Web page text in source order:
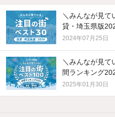
＼みんなが見て
貸・埼玉県版
2024年07月25日
＼みんなが見て
間ランキング
2025年01月30日